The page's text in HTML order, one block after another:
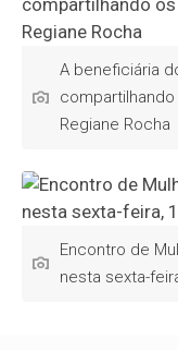
A beneficiária
Regiane Rocha
Encontro de
nesta sexta-